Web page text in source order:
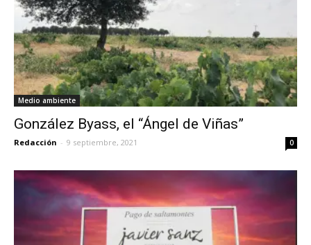
Medio ambiente
González Byass, el “Ángel de Viñas”
Redacción - 9 septiembre, 2021 0